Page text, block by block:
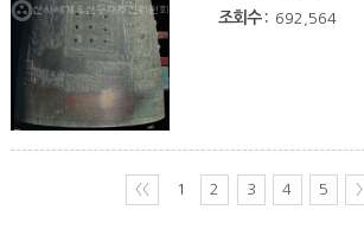
조회수 : 692,564
〈〈 1 2 3 4 5 〉